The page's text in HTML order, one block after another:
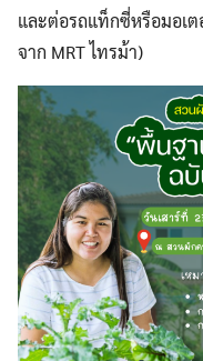
และต่อรถแท็กซี่หรือมอเ
จาก MRT ไทรม้า)